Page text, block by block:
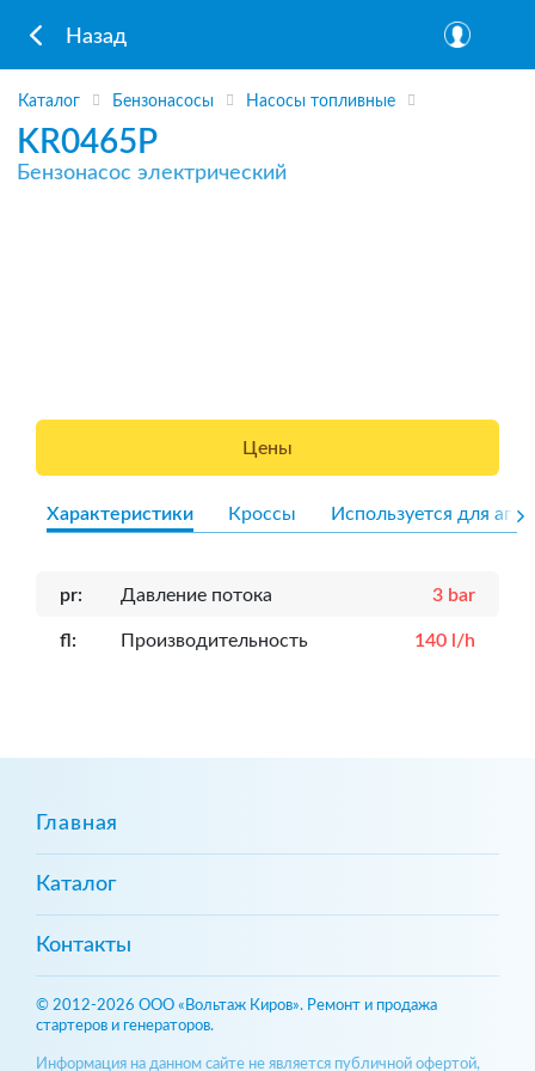
Назад
Каталог Бензонасосы Насосы топливные
KR0465P
Бензонасос электрический
Цены
Характеристики Кроссы Используется для
pr: Давление потока 3 bar
fl: Производительность 140 l/h
Главная
Каталог
Контакты
© 2012-2026 ООО «Вольтаж Киров». Ремонт и продажа
стартеров и генераторов.
Информация на данном сайте не является публичной офертой,